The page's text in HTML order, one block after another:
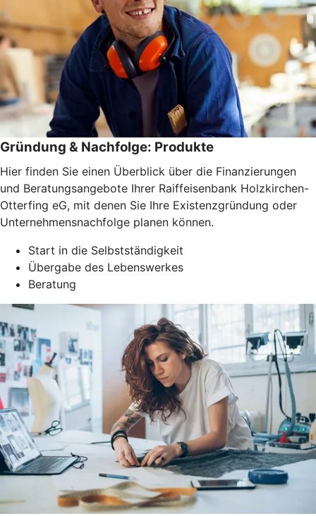
Gründung & Nachfolge: Produkte
Hier finden Sie einen Überblick über die Finanzierungen
und Beratungsangebote Ihrer Raiffeisenbank Holzkirchen-
Otterfing eG, mit denen Sie Ihre Existenzgründung oder
Unternehmensnachfolge planen können.
Start in die Selbstständigkeit
Übergabe des Lebenswerkes
Beratung